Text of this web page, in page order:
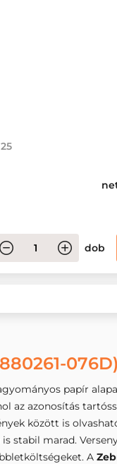
dob
076D)
papír
az azonosítás
között is
stabil marad.
A